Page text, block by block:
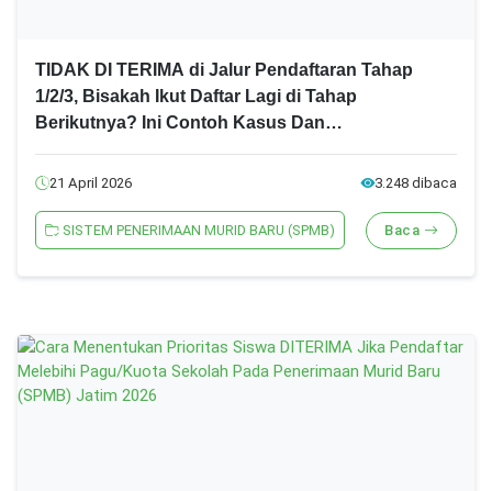
TIDAK DI TERIMA di Jalur Pendaftaran Tahap
1/2/3, Bisakah Ikut Daftar Lagi di Tahap
Berikutnya? Ini Contoh Kasus Dan
SMA/SMK
21 April 2026 3.248 dibaca
SISTEM PENERIMAAN MURID BARU (SPMB) Baca